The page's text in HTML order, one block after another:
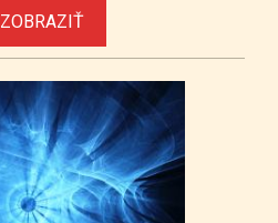
ZOBRAZIŤ